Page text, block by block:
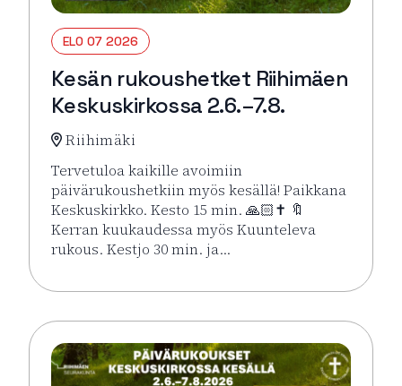
ELO 07 2026
Kesän rukoushetket Riihimäen
Keskuskirkossa 2.6.–7.8.
Riihimäki
Tervetuloa kaikille avoimiin
päivärukoushetkiin myös kesällä! Paikkana
Keskuskirkko. Kesto 15 min. 🙏🏻✝️ 🔖
Kerran kuukaudessa myös Kuunteleva
rukous. Kestjo 30 min. ja…
Lue lisää tapahtumasta Kesän rukoushetket